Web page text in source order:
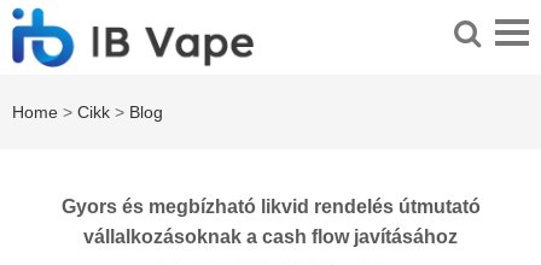
Home > Cikk > Blog
Gyors és megbízható likvid rendelés útmutató
vállalkozásoknak a cash flow javításához